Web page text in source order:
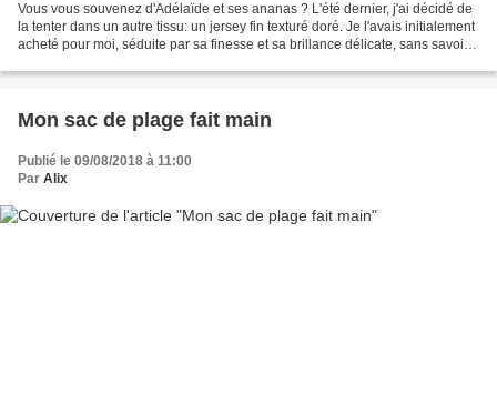
Vous vous souvenez d'Adélaïde et ses ananas ? L'été dernier, j'ai décidé de
la tenter dans un autre tissu: un jersey fin texturé doré. Je l'avais initialement
acheté pour moi, séduite par sa finesse et sa brillance délicate, sans savoir
Mon sac de plage fait main
Publié le 09/08/2018 à 11:00
Par Alix